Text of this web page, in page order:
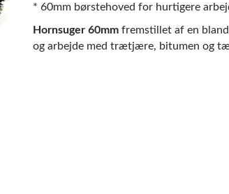
* 60mm børstehoved for hurtigere
Hornsuger 60mmfremstillet af en
og arbejde med trætjære, bitumen og